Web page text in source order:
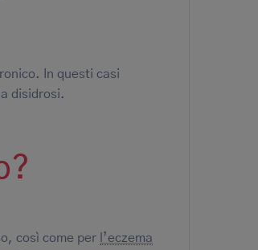
In questi casi
disidrosi.
così come per l’eczema